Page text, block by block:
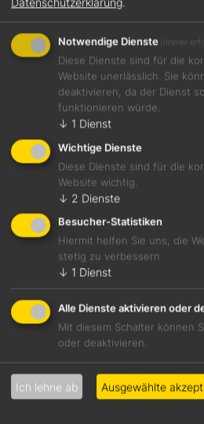
Jetzt teilen
Prägnantes Aromenspiel von
Holzeinsatz, trocknend, modern
Wiedererkennungswert.
Topinamburgratin mit
Weißwein
Notwendige Dienste (immer
Diese Dienste sind für die
Website unerlässlich. Sie
deaktivieren, da der Dienst
funktionieren würde.
↓ 1 Dienst
Wichtige Dienste
Diese Dienste sind für die
Website wichtig.
↓ 2 Dienste
Besucher-Statistiken
Hiermit helfen Sie uns, die
stetig zu verbessern
↓ 1 Dienst
Alle Dienste aktivieren oder
Mit diesem Schalter können
oder deaktivieren.
Ich lehne ab Ausgewählte